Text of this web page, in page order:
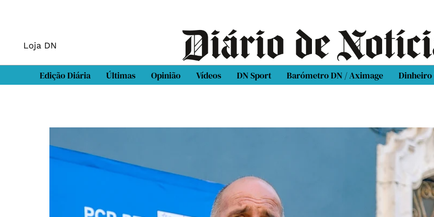
Loja DN
Edição Diária Últimas Opinião Vídeos DN Sport Barómetro DN / Aximage Dinheiro